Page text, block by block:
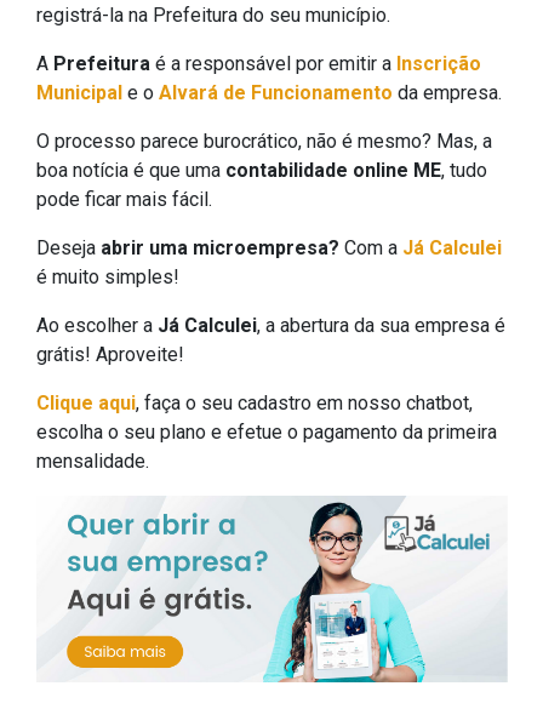
registrá-la na Prefeitura do seu município.
A Prefeitura é a responsável por emitir a Inscrição
Municipal e o Alvará de Funcionamento da empresa.
O processo parece burocrático, não é mesmo? Mas, a
boa notícia é que uma contabilidade online ME, tudo
pode ficar mais fácil.
Deseja abrir uma microempresa? Com a Já Calculei
é muito simples!
Ao escolher a Já Calculei, a abertura da sua empresa é
grátis! Aproveite!
Clique aqui, faça o seu cadastro em nosso chatbot,
escolha o seu plano e efetue o pagamento da primeira
mensalidade.